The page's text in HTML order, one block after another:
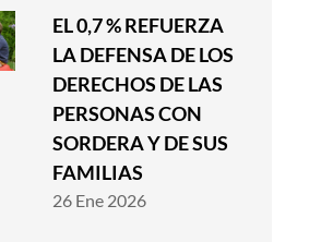
EL 0,7 % REFUERZA
LA DEFENSA DE LOS
DERECHOS DE LAS
PERSONAS CON
SORDERA Y DE SUS
FAMILIAS
26 Ene 2026